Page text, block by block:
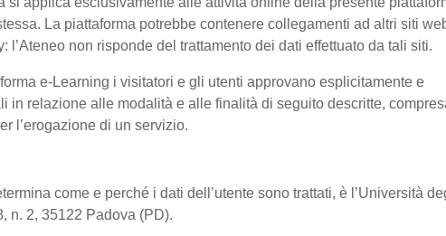
La piattaforma potrebbe contenere collegamenti ad altri siti
non risponde del trattamento dei dati effettuato da tali siti.
e-Learning i visitatori e gli utenti approvano esplicitamente e
in relazione alle modalità e alle finalità di seguito descritte,
l’erogazione di un servizio.
come e perché i dati dell’utente sono trattati, è l’Università
n. 2, 35122 Padova (PD).